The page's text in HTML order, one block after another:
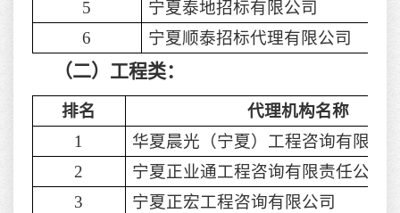
5
宁夏泰地招标有限公司
6
宁夏顺泰招标代理有限公司
（二）工程类：
排名
代理机构名称
1
华夏晨光（宁夏）工程咨询有限公
2
宁夏正业通工程咨询有限责任公司
3
宁夏正宏工程咨询有限公司